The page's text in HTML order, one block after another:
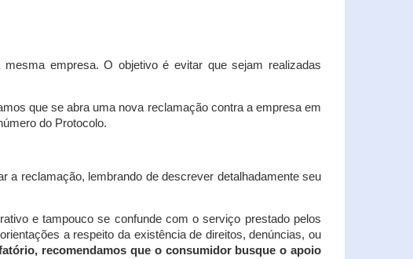
empresa. O objetivo é evitar que sejam realizadas
que se abra uma nova reclamação contra a empresa em
do Protocolo.
a reclamação, lembrando de descrever detalhadamente seu
e tampouco se confunde com o serviço prestado pelos
a respeito da existência de direitos, denúncias, ou
recomendamos que o consumidor busque o apoio